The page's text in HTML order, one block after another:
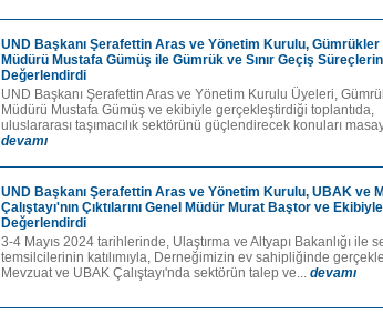
UND Başkanı Şerafettin Aras ve Yönetim Kurulu, Gümrükler
Müdürü Mustafa Gümüş ile Gümrük ve Sınır Geçiş
Değerlendirdi
UND Başkanı Şerafettin Aras ve Yönetim Kurulu Üyeleri,
Müdürü Mustafa Gümüş ve ekibiyle gerçekleştirdiği toplantıda,
uluslararası taşımacılık sektörünü güçlendirecek konuları
devamı
UND Başkanı Şerafettin Aras ve Yönetim Kurulu, UBAK ve
Çalıştayı'nın Çıktılarını Genel Müdür Murat Baştor ve Ekibiyle
Değerlendirdi
3-4 Mayıs 2024 tarihlerinde, Ulaştırma ve Altyapı Bakanlığı ile
temsilcilerinin katılımıyla, Derneğimizin ev sahipliğinde
Mevzuat ve UBAK Çalıştayı'nda sektörün talep ve... devamı